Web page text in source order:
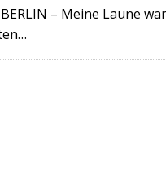
EINGEFAHREN UND TREFFEN
BERLIN – Meine Laune